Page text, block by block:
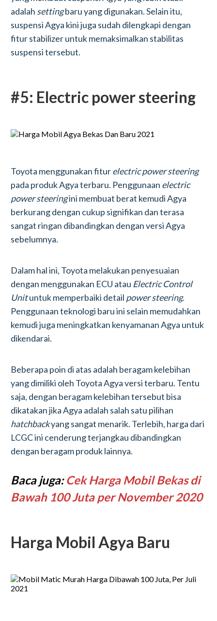
adalah settingbaru yang digunakan. Selain itu,
suspensi Agya kini juga sudah dilengkapi dengan
fitur stabilizer untuk memaksimalkan stabilitas
suspensi tersebut.
#5: Electric power steering
Toyota menggunakan fiturelectric power steering
pada produk Agya terbaru. Penggunaan electric
power steeringini membuat berat kemudi Agya
berkurang dengan cukup signifikan dan terasa
sangat ringan dibandingkan dengan versi Agya
sebelumnya.
Dalam hal ini, Toyota melakukan penyesuaian
dengan menggunakan ECU atau Electric Control
Unituntuk memperbaiki detail power steering.
Penggunaan teknologi baru ini selain memudahkan
kemudi juga meningkatkan kenyamanan Agya untuk
dikendarai.
Beberapa poin di atas adalah beragam kelebihan
yang dimiliki oleh Toyota Agya versi terbaru. Tentu
saja, dengan beragam kelebihan tersebut bisa
dikatakan jika Agya adalah salah satu pilihan
hatchbackyang sangat menarik. Terlebih, harga dari
LCGC ini cenderung terjangkau dibandingkan
dengan beragam produk lainnya.
Baca juga:Cek Harga Mobil Bekas di
Bawah 100 Juta per November 2020
Harga Mobil Agya Baru